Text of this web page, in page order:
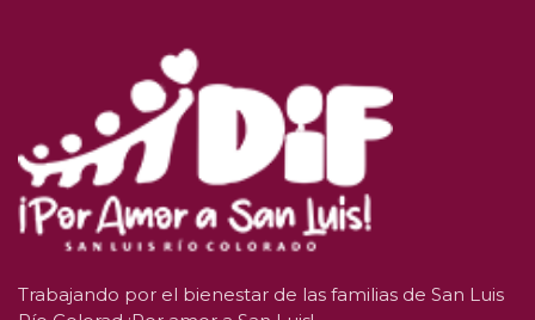
Trabajando por el bienestar de las familias de San Luis